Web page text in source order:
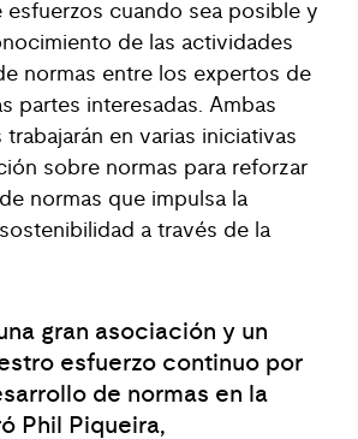
esfuerzos cuando sea posible y
de las actividades
normas entre los expertos de
partes interesadas. Ambas
trabajarán en varias iniciativas
sobre normas para reforzar
normas que impulsa la
a través de la
gran asociación y un
esfuerzo continuo por
de normas en la
Phil Piqueira,